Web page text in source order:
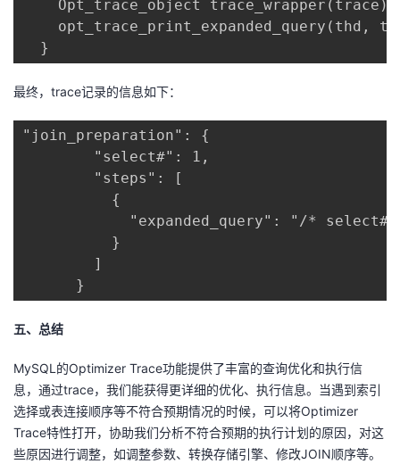
    Opt_trace_object trace_wrapper(trace);
opt_trace_print_expanded_query(thd,
  }
最终，trace记录的信息如下：
"join_preparation": {
        "select#": 1,
        "steps": [
          {
"expanded_query": "/*
          }
        ]
      }
五、 总结
MySQL的Optimizer Trace功能提供了丰富的查询优化和执行信
息，通过trace，我们能获得更详细的优化、执行信息。当遇到索引
选择或表连接顺序等不符合预期情况的时候，可以将Optimizer
Trace特性打开，协助我们分析不符合预期的执行计划的原因，对这
些原因进行调整，如调整参数、转换存储引擎、修改JOIN顺序等。